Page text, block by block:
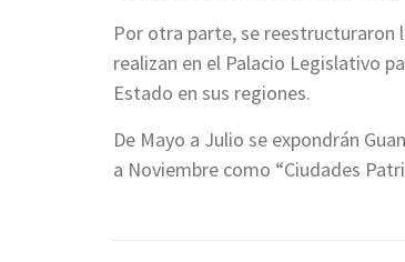
Por otra parte, se reestructuraron
realizan en el Palacio Legislativo
Estado en sus regiones.
De Mayo a Julio se expondrán
a Noviembre como “Ciudades